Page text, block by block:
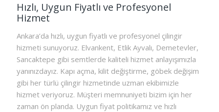
Hızlı, Uygun Fiyatlı ve Profesyonel
Hizmet
Ankara’da hızlı, uygun fiyatlı ve profesyonel çilingir
hizmeti sunuyoruz. Elvankent, Etlik Ayvalı, Demetevler,
Sancaktepe gibi semtlerde kaliteli hizmet anlayışımızla
yanınızdayız. Kapı açma, kilit değiştirme, göbek değişim
gibi her türlü çilingir hizmetinde uzman ekibimizle
hizmet veriyoruz. Müşteri memnuniyeti bizim için her
zaman ön planda. Uygun fiyat politikamız ve hızlı